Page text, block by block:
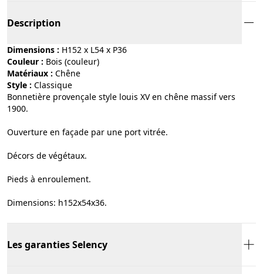
Description
Dimensions : H152 x L54 x P36
Couleur :
bois (couleur)
Matériaux :
chêne
Style :
classique
Bonnetière provençale style louis XV en chêne massif vers
1900.
Ouverture en façade par une port vitrée.
Décors de végétaux.
Pieds à enroulement.
Dimensions: h152x54x36.
Les garanties Selency